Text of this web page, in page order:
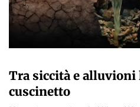
Tra siccità e
cuscinetto